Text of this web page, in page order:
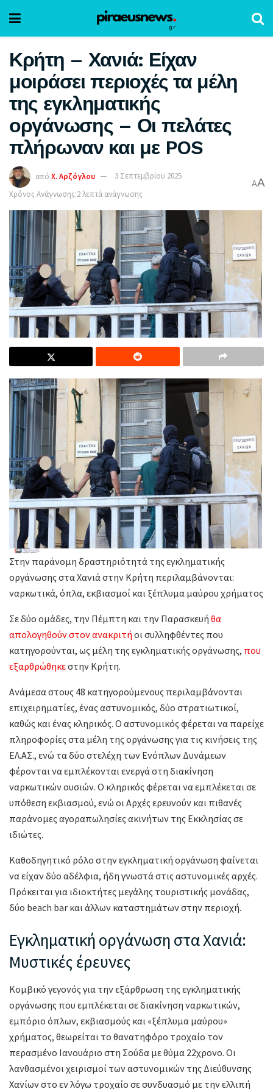
Κρήτη – Χανιά: Είχαν
μοιράσει περιοχές τα μέλη
της εγκληματικής
οργάνωσης – Οι πελάτες
πλήρωναν και με POS
από Χ. Αρζόγλου
3 Σεπτεμβρίου 2025
Χρόνος Ανάγνωσης:2 λεπτά ανάγνωσης
AA
Στην παράνομη δραστηριότητά της εγκληματικής
οργάνωσης στα Χανιά στην Κρήτη περιλαμβάνονται:
ναρκωτικά, όπλα, εκβιασμοί και ξέπλυμα μαύρου χρήματος
Σε δύο ομάδες, την Πέμπτη και την Παρασκευή θα
απολογηθούν στον ανακριτή οι συλληφθέντες που
κατηγορούνται, ως μέλη της εγκληματικής οργάνωσης, που
εξαρθρώθηκεστην Κρήτη.
Aνάμεσα στους 48 κατηγορούμενους περιλαμβάνονται
επιχειρηματίες, ένας αστυνομικός, δύο στρατιωτικοί,
καθώς και ένας κληρικός. Ο αστυνομικός φέρεται να παρείχε
πληροφορίες στα μέλη της οργάνωσης για τις κινήσεις της
ΕΛ.ΑΣ., ενώ τα δύο στελέχη των Ενόπλων Δυνάμεων
φέρονται να εμπλέκονται ενεργά στη διακίνηση
ναρκωτικών ουσιών. Ο κληρικός φέρεται να εμπλέκεται σε
υπόθεση εκβιασμού, ενώ οι Αρχές ερευνούν και πιθανές
παράνομες αγοραπωλησίες ακινήτων της Εκκλησίας σε
ιδιώτες.
Καθοδηγητικό ρόλο στην εγκληματική οργάνωση φαίνεται
να είχαν δύο αδέλφια, ήδη γνωστά στις αστυνομικές αρχές.
Πρόκειται για ιδιοκτήτες μεγάλης τουριστικής μονάδας,
δύο beach bar και άλλων καταστημάτων στην περιοχή.
Εγκληματική οργάνωση στα Χανιά:
Μυστικές έρευνες
Kομβικό γεγονός για την εξάρθρωση της εγκληματικής
οργάνωσης που εμπλέκεται σε διακίνηση ναρκωτικών,
εμπόριο όπλων, εκβιασμούς και «ξέπλυμα μαύρου»
χρήματος, θεωρείται το θανατηφόρο τροχαίο τον
περασμένο Ιανουάριο στη Σούδα με θύμα 22χρονο. Οι
λανθασμένοι χειρισμοί των αστυνομικών της Διεύθυνσης
Χανίων στο εν λόγω τροχαίο σε συνδυασμό με την ελλιπή